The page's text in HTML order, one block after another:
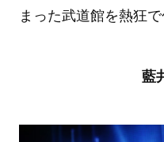
まった武道館を熱狂で
藍